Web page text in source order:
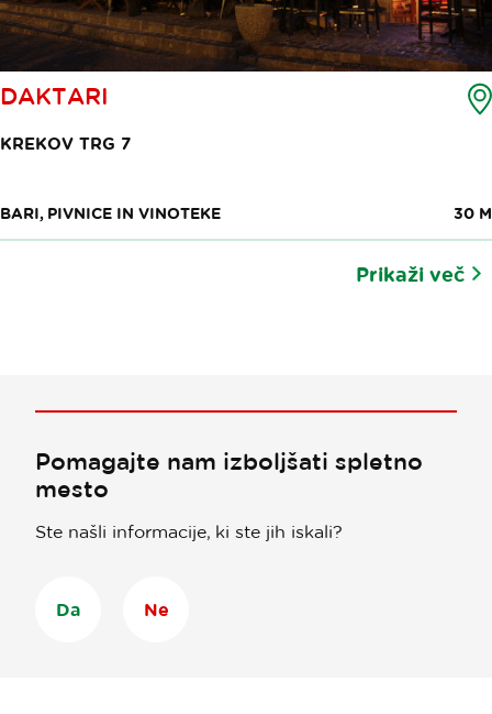
DAKTARI
KREKOV TRG 7
BARI, PIVNICE IN VINOTEKE 30 M
Prikaži več
Pomagajte nam izboljšati spletno
mesto
Ste našli informacije, ki ste jih iskali?
Da Ne